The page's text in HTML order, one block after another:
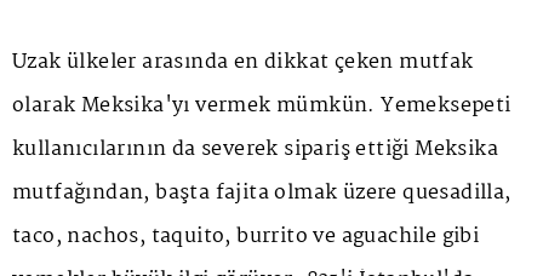
Uzak ülkeler arasında en dikkat çeken mutfak
olarak Meksika'yı vermek mümkün. Yemeksepeti
kullanıcılarının da severek sipariş ettiği Meksika
mutfağından, başta fajita olmak üzere quesadilla,
taco, nachos, taquito, burrito ve aguachile gibi